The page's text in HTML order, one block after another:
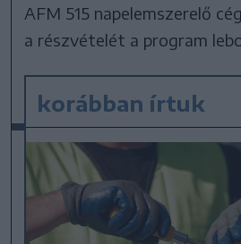
AFM 515 napelemszerelő
a részvételét a program
korábban írtuk